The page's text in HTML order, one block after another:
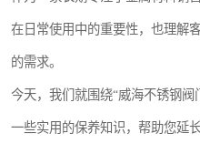
在日常使用中的重要性，也理解
的需求。
今天，我们就围绕“威海不锈钢
一些实用的保养知识，帮助您延